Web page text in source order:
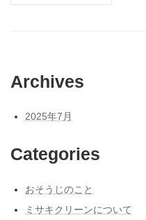
Archives
2025年7月
Categories
おそうじのこと
ミサキクリーンについて